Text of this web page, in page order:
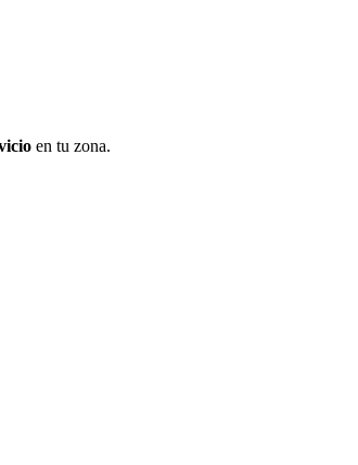
en tu zona.